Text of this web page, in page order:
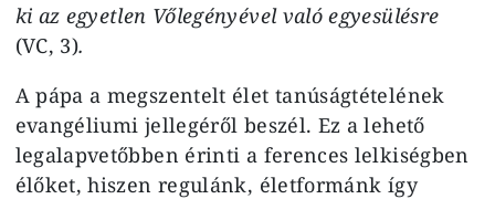
ki az egyetlen Vőlegényével való egyesülésre
(VC, 3).
A pápa a megszentelt élet tanúságtételének
evangéliumi jellegéről beszél. Ez a lehető
legalapvetőbben érinti a ferences lelkiségben
élőket, hiszen regulánk, életformánk így